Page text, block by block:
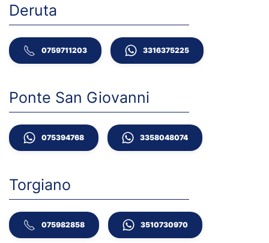
Deruta
0759711203 3316375225
Ponte San Giovanni
075394768 3358048074
Torgiano
075982858 3510730970